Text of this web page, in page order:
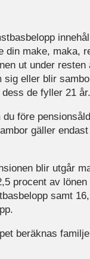
din make, maka,
ut under
eller blir
de fyller 21 år.
före
gäller
blir utgår
procent av
samt
beräknas